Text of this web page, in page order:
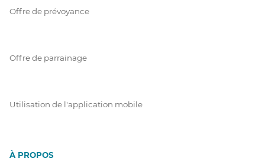
Offre de prévoyance
Offre de parrainage
Utilisation de l'application mobile
À PROPOS